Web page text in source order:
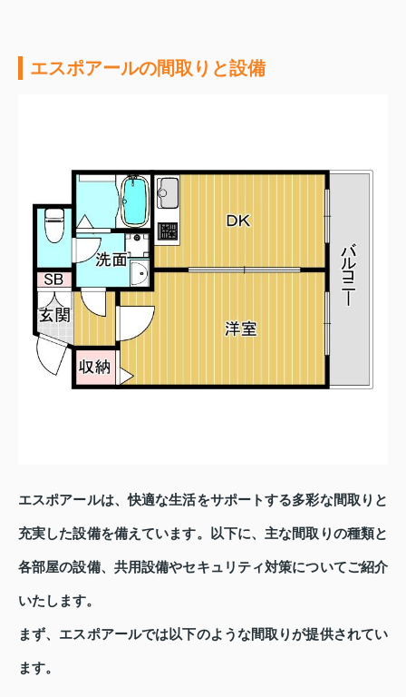
エスポアールの間取りと設備
エスポアールは、快適な生活をサポートする多彩な間取りと
充実した設備を備えています。以下に、主な間取りの種類と
各部屋の設備、共用設備やセキュリティ対策についてご紹介
いたします。
まず、エスポアールでは以下のような間取りが提供されてい
ます。